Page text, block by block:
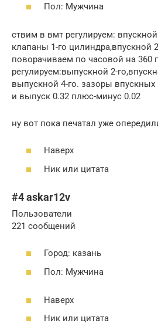
Пол: Мужчина
ствим в вмт регулируем:
клапаны 1-го цилиндра,впускной
поворачиваем по часовой на 360
регулируем:выпускной 2-
выпускной 4-го. зазоры
и выпуск 0.32 плюс-минус 0.02
ну вот пока печатал уже
Наверх
Ник или цитата
#4 askar12v
Пользователи
221 сообщений
Город: казань
Пол: Мужчина
Наверх
Ник или цитата